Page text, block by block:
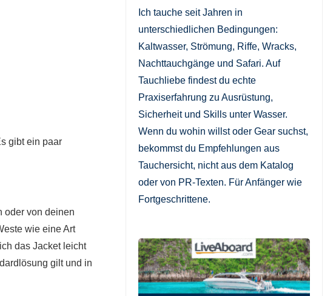
gibt ein paar
oder von deinen
wie eine Art
das Jacket leicht
gilt und in
Ich tauche seit Jahren in
unterschiedlichen Bedingungen:
Kaltwasser, Strömung, Riffe, Wracks,
Nachttauchgänge und Safari. Auf
Tauchliebe findest du echte
Praxiserfahrung zu Ausrüstung,
Sicherheit und Skills unter Wasser.
Wenn du wohin willst oder Gear suchst,
bekommst du Empfehlungen aus
Tauchersicht, nicht aus dem Katalog
oder von PR-Texten. Für Anfänger wie
Fortgeschrittene.